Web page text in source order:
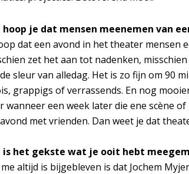
hoop je dat mensen meenemen van
dat een avond in het theater mensen
zet het aan tot nadenken,
sleur van alledag. Het is zo fijn om 90
grappigs of verrassends. En nog
wanneer een week later die ene scène
met vrienden. Dan weet je dat
is het gekste wat je ooit hebt
altijd is bijgebleven is dat Jochem